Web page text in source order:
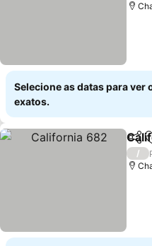
Selecione as datas para ver
exatos.
/